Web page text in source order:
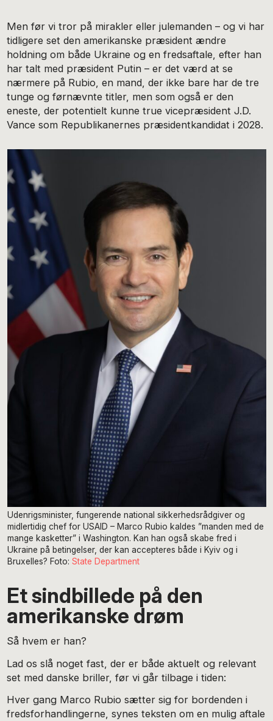
Men før vi tror på mirakler eller julemanden – og vi har
tidligere set den amerikanske præsident ændre
holdning om både Ukraine og en fredsaftale, efter han
har talt med præsident Putin – er det værd at se
nærmere på Rubio, en mand, der ikke bare har de tre
tunge og førnævnte titler, men som også er den
eneste, der potentielt kunne true vicepræsident J.D.
Vance som Republikanernes præsidentkandidat i 2028.
Udenrigsminister, fungerende national sikkerhedsrådgiver og
midlertidig chef for USAID – Marco Rubio kaldes ”manden med de
mange kasketter” i Washington. Kan han også skabe fred i
Ukraine på betingelser, der kan accepteres både i Kyiv og i
Bruxelles? Foto: State Department
Et sindbillede på den
amerikanske drøm
Så hvem er han?
Lad os slå noget fast, der er både aktuelt og relevant
set med danske briller, før vi går tilbage i tiden:
Hver gang Marco Rubio sætter sig for bordenden i
fredsforhandlingerne, synes teksten om en mulig aftale